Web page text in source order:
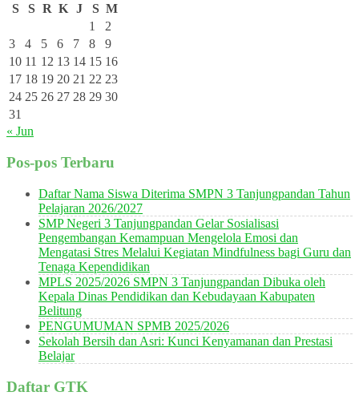
S
S R K J S M
1
2
3
4 5 6 7 8
9
10 11 12 13 14 15 16
17 18 19 20 21 22 23
24 25 26 27 28 29 30
31
« Jun
Pos-pos Terbaru
Daftar Nama Siswa Diterima SMPN 3 Tanjungpandan Tahun
Pelajaran 2026/2027
SMP Negeri 3 Tanjungpandan Gelar Sosialisasi
Pengembangan Kemampuan Mengelola Emosi dan
Mengatasi Stres Melalui Kegiatan Mindfulness bagi Guru dan
Tenaga Kependidikan
MPLS 2025/2026 SMPN 3 Tanjungpandan Dibuka oleh
Kepala Dinas Pendidikan dan Kebudayaan Kabupaten
Belitung
PENGUMUMAN SPMB 2025/2026
Sekolah Bersih dan Asri: Kunci Kenyamanan dan Prestasi
Belajar
Daftar GTK